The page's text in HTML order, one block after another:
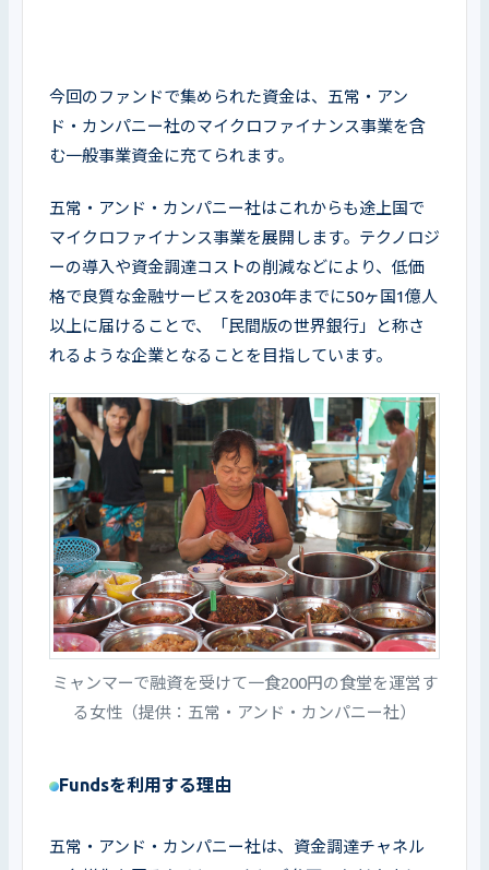
今回のファンドで集められた資金は、五常・アン
ド・カンパニー社のマイクロファイナンス事業を含
む一般事業資金に充てられます。
五常・アンド・カンパニー社はこれからも途上国で
マイクロファイナンス事業を展開します。テクノロジ
ーの導入や資金調達コストの削減などにより、低価
格で良質な金融サービスを2030年までに50ヶ国1億人
以上に届けることで、「民間版の世界銀行」と称さ
れるような企業となることを目指しています。
ミャンマーで融資を受けて一食200円の食堂を運営す
る女性（提供：五常・アンド・カンパニー社）
Fundsを利用する理由
五常・アンド・カンパニー社は、資金調達チャネル